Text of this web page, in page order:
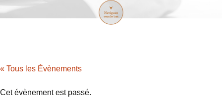
« Tous les Évènements
Cet évènement est passé.